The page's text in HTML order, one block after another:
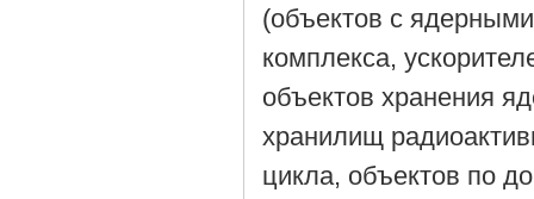
(объектов с
комплекса,
объектов хранения
хранилищ
цикла, объектов по